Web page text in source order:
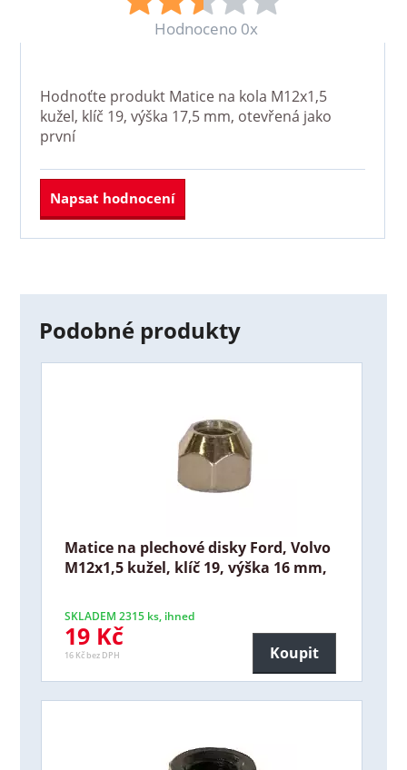
Hodnoceno 0x
Hodnoťte produkt Matice na kola M12x1,5
kužel, klíč 19, výška 17,5 mm, otevřená jako
první
Napsat hodnocení
Podobné produkty
Matice na plechové disky Ford, Volvo
M12x1,5 kužel, klíč 19, výška 16 mm,
SKLADEM 2315 ks, ihned
19 Kč
16 Kč bez DPH Koupit